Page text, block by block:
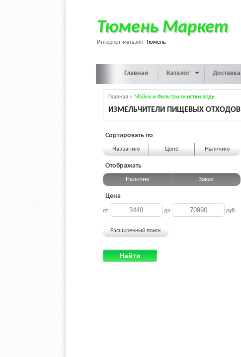
Тюмень Маркет
Интернет-магазин Тюмень
Главная Каталог Доставка
Главная » Мойки и Фильтры очистки воды
ИЗМЕЛЬЧИТЕЛИ ПИЩЕВЫХ ОТХОДОВ
Сортировать по
Названию Цене Наличию
Отображать
Наличие Заказ
Цена
от до руб
Расширенный поиск
Найти